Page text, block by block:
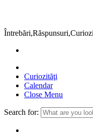
Curiozităţi
Calendar
Close Menu
Search for: